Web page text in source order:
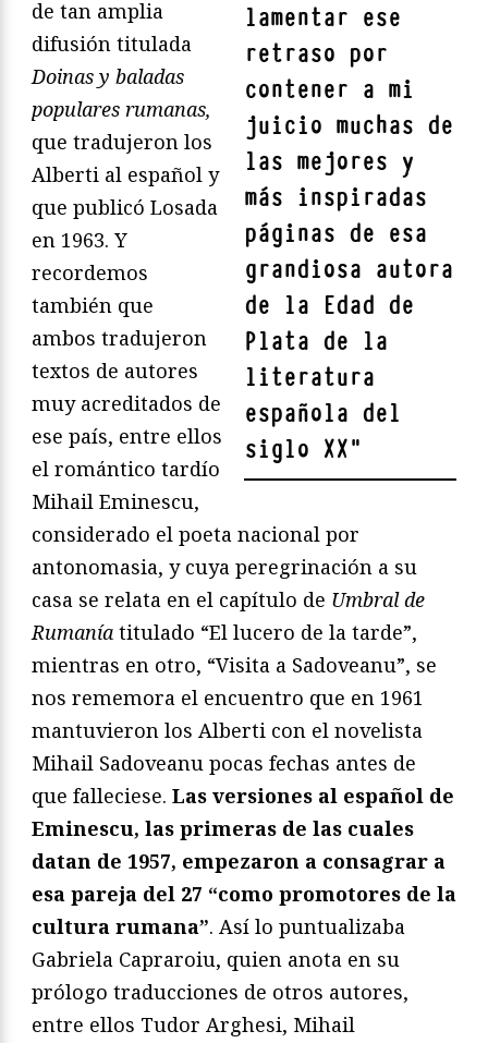
lamentar ese
retraso por
contener a mi
juicio muchas de
las mejores y
más inspiradas
páginas de esa
grandiosa autora
de la Edad de
Plata de la
literatura
española del
siglo XX"
de tan amplia
difusión titulada
Doinas y baladas
populares rumanas,
que tradujeron los
Alberti al español y
que publicó Losada
en 1963. Y
recordemos
también que
ambos tradujeron
textos de autores
muy acreditados de
ese país, entre ellos
el romántico tardío
Mihail Eminescu,
considerado el poeta nacional por
antonomasia, y cuya peregrinación a su
casa se relata en el capítulo de Umbral de
Rumanía titulado “El lucero de la tarde”,
mientras en otro, “Visita a Sadoveanu”, se
nos rememora el encuentro que en 1961
mantuvieron los Alberti con el novelista
Mihail Sadoveanu pocas fechas antes de
que falleciese. Las versiones al español de
Eminescu, las primeras de las cuales
datan de 1957, empezaron a consagrar a
esa pareja del 27 “como promotores de la
cultura rumana”. Así lo puntualizaba
Gabriela Capraroiu, quien anota en su
prólogo traducciones de otros autores,
entre ellos Tudor Arghesi, Mihail